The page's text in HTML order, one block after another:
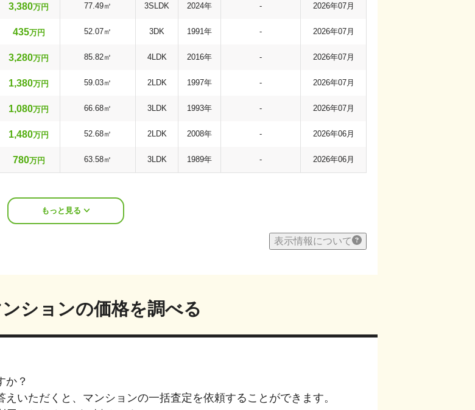
3,380万円 77.49㎡ 3SLDK 2024年 - 2026年07月
435万円 52.07㎡ 3DK 1991年 - 2026年07月
3,280万円 85.82㎡ 4LDK 2016年 - 2026年07月
1,380万円 59.03㎡ 2LDK 1997年 - 2026年07月
1,080万円 66.68㎡ 3LDK 1993年 - 2026年07月
1,480万円 52.68㎡ 2LDK 2008年 - 2026年06月
780万円 63.58㎡ 3LDK 1989年 - 2026年06月
もっと見る
表示情報について
ションの価格を調べる
か？
いただくと、マンションの一括査定を依頼することができます。